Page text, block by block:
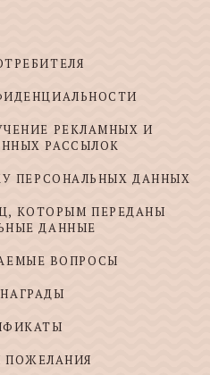
РЕКЛАМНЫХ И
РАССЫЛОК
ПЕРСОНАЛЬНЫХ ДАННЫХ
КОТОРЫМ ПЕРЕДАНЫ
ДАННЫЕ
ВОПРОСЫ